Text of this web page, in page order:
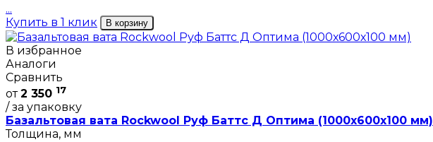
...
Купить в 1 клик
В корзину
В избранное
Аналоги
Сравнить
от2 350 17
/ за упаковку
Базальтовая вата Rockwool Руф Баттс Д Оптима (1000х600х100 мм)
Толщина, мм